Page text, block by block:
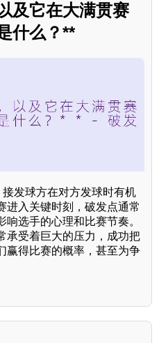
及它在大满贯赛
什么？**
接发球方在对方发球时有机
进入关键时刻，破发点通常
选手的心理和比赛节奏。
承受着巨大的压力，成功把
赢得比赛的概率，甚至为争